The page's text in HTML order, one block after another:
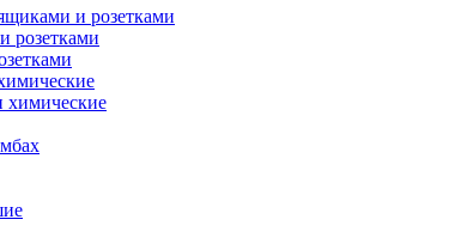
и розетками
розетками
химические